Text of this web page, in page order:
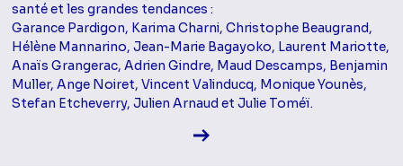
santé et les grandes tendances :
Garance Pardigon, Karima Charni, Christophe Beaugrand,
Hélène Mannarino, Jean-Marie Bagayoko, Laurent Mariotte,
Anaïs Grangerac, Adrien Gindre, Maud Descamps, Benjamin
Muller, Ange Noiret, Vincent Valinducq, Monique Younès,
Stefan Etcheverry, Julien Arnaud et Julie Toméï.
Voir la fiche diffusion